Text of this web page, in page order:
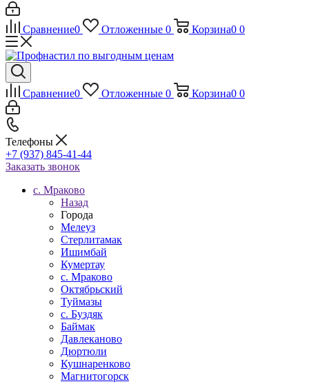
Сравнение0 Отложенные 0 Корзина0 0
Сравнение0 Отложенные 0 Корзина0 0
Телефоны
+7 (937) 845-41-44
Заказать звонок
c. Мраково
Назад
Города
Мелеуз
Стерлитамак
Ишимбай
Кумертау
c. Мраково
Октябрьский
Туймазы
c. Буздяк
Баймак
Давлеканово
Дюртюли
Кушнаренково
Магнитогорск